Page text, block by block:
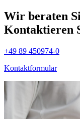
Wir beraten
Kontaktieren
+49 89 450974-0
Kontaktformular